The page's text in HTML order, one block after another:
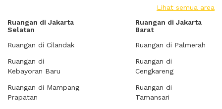
Lihat semua area
Ruangan di Jakarta
Selatan
Ruangan di Cilandak
Ruangan di
Kebayoran Baru
Ruangan di Mampang
Prapatan
Ruangan di Jakarta
Barat
Ruangan di Palmerah
Ruangan di
Cengkareng
Ruangan di
Tamansari